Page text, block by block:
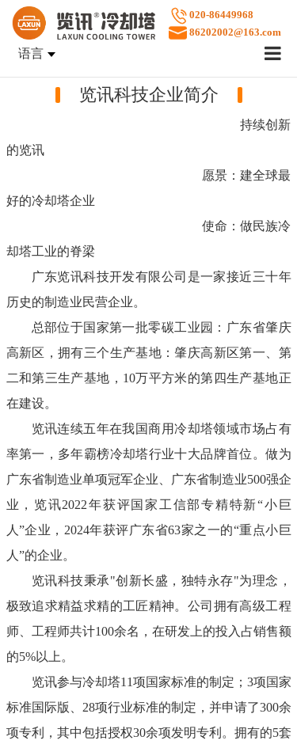
语言
020-86449968
86202002@163.com
览讯科技企业简介
持续创新
的览讯
愿景：建全球最
好的冷却塔企业
使命：做民族冷
却塔工业的脊梁
广东览讯科技开发有限公司是一家接近三十年
历史的制造业民营企业。
总部位于国家第一批零碳工业园：广东省肇庆
高新区，拥有三个生产基地：肇庆高新区第一、第
二和第三生产基地，10万平方米的第四生产基地正
在建设。
览讯连续五年在我国商用冷却塔领域市场占有
率第一，多年霸榜冷却塔行业十大品牌首位。做为
广东省制造业单项冠军企业、广东省制造业500强企
业，览讯2022年获评国家工信部专精特新“小巨
人”企业，2024年获评广东省63家之一的“重点小巨
人”的企业。
览讯科技秉承"创新长盛，独特永存"为理念，
极致追求精益求精的工匠精神。公司拥有高级工程
师、工程师共计100余名，在研发上的投入占销售额
的5%以上。
览讯参与冷却塔11项国家标准的制定；3项国家
标准国际版、28项行业标准的制定，并申请了300余
项专利，其中包括授权30余项发明专利。拥有的5套